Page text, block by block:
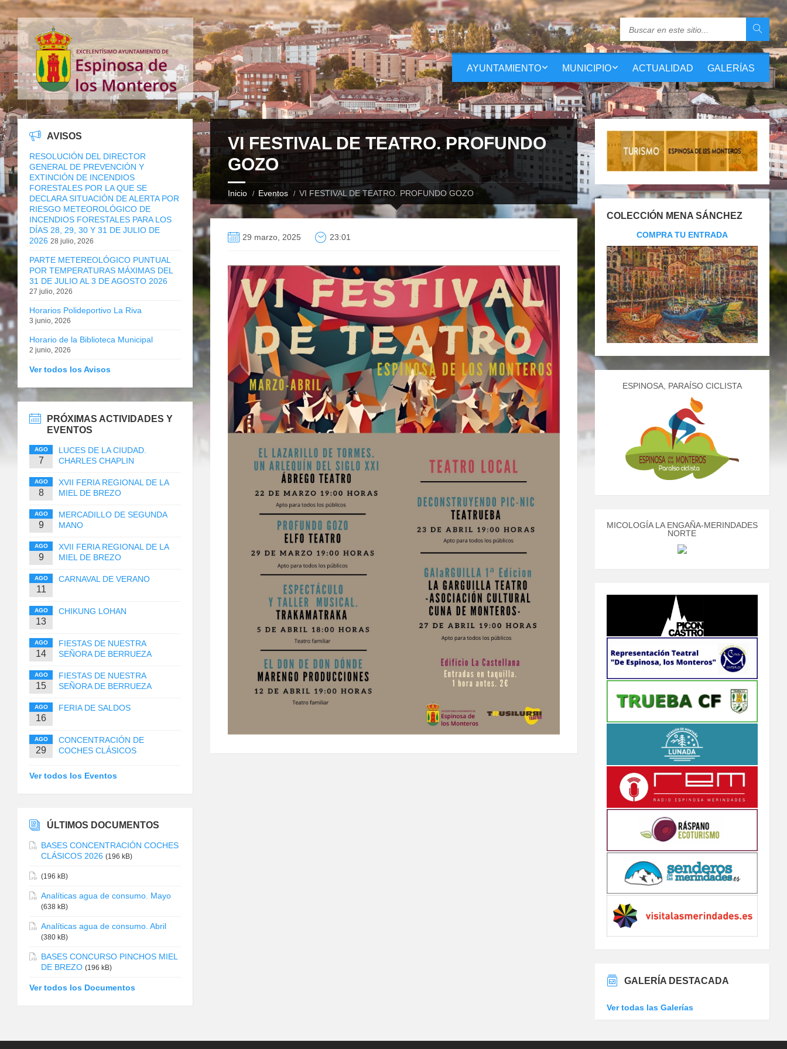
AYUNTAMIENTO MUNICIPIO ACTUALIDAD GALERÍAS
VI FESTIVAL DE TEATRO. PROFUNDO
GOZO
Inicio Eventos VI FESTIVAL DE TEATRO. PROFUNDO GOZO
29 marzo, 2025 23:01
AVISOS
RESOLUCIÓN DEL DIRECTOR
GENERAL DE PREVENCIÓN Y
EXTINCIÓN DE INCENDIOS
FORESTALES POR LA QUE SE
DECLARA SITUACIÓN DE ALERTA POR
RIESGO METEOROLÓGICO DE
INCENDIOS FORESTALES PARA LOS
DÍAS 28, 29, 30 Y 31 DE JULIO DE
2026 28 julio, 2026
PARTE METEREOLÓGICO PUNTUAL
POR TEMPERATURAS MÁXIMAS DEL
31 DE JULIO AL 3 DE AGOSTO 2026
27 julio, 2026
Horarios Polideportivo La Riva
3 junio, 2026
Horario de la Biblioteca Municipal
2 junio, 2026
Ver todos los Avisos
PRÓXIMAS ACTIVIDADES Y
EVENTOS
AGO
7
LUCES DE LA CIUDAD.
CHARLES CHAPLIN
AGO
8
XVII FERIA REGIONAL DE LA
MIEL DE BREZO
AGO
9
MERCADILLO DE SEGUNDA
MANO
AGO
9
XVII FERIA REGIONAL DE LA
MIEL DE BREZO
AGO
11
CARNAVAL DE VERANO
AGO
13
CHIKUNG LOHAN
AGO
14
FIESTAS DE NUESTRA
SEÑORA DE BERRUEZA
AGO
15
FIESTAS DE NUESTRA
SEÑORA DE BERRUEZA
AGO
16
FERIA DE SALDOS
AGO
29
CONCENTRACIÓN DE
COCHES CLÁSICOS
Ver todos los Eventos
ÚLTIMOS DOCUMENTOS
BASES CONCENTRACIÓN COCHES
CLÁSICOS 2026 (196 kB)
(196 kB)
Analíticas agua de consumo. Mayo
(638 kB)
Analíticas agua de consumo. Abril
(380 kB)
BASES CONCURSO PINCHOS MIEL
DE BREZO (196 kB)
Ver todos los Documentos
COLECCIÓN MENA SÁNCHEZ
COMPRA TU ENTRADA
ESPINOSA, PARAÍSO CICLISTA
MICOLOGÍA LA ENGAÑA-MERINDADES
NORTE
GALERÍA DESTACADA
Ver todas las Galerías